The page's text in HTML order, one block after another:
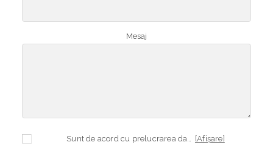
Mesaj
[Afișare]